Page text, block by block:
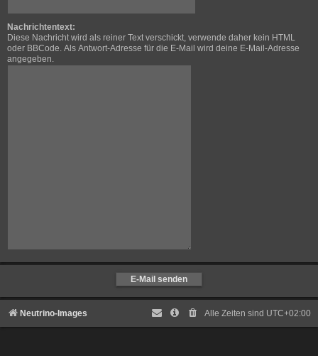
Nachrichtentext:
Diese Nachricht wird als reiner Text verschickt, verwende daher kein HTML
oder BBCode. Als Antwort-Adresse für die E-Mail wird deine E-Mail-Adresse
angegeben.
Neutrino-Images Alle Zeiten sind UTC+02:00